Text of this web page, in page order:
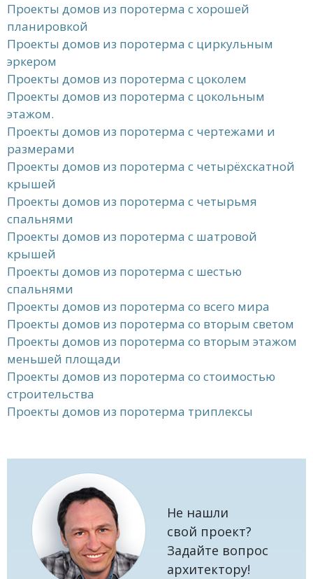
Проекты домов из поротерма с хорошей
планировкой
Проекты домов из поротерма с циркульным
эркером
Проекты домов из поротерма с цоколем
Проекты домов из поротерма с цокольным
этажом.
Проекты домов из поротерма с чертежами и
размерами
Проекты домов из поротерма с четырёхскатной
крышей
Проекты домов из поротерма с четырьмя
спальнями
Проекты домов из поротерма с шатровой
крышей
Проекты домов из поротерма с шестью
спальнями
Проекты домов из поротерма со всего мира
Проекты домов из поротерма со вторым светом
Проекты домов из поротерма со вторым этажом
меньшей площади
Проекты домов из поротерма со стоимостью
строительства
Проекты домов из поротерма триплексы
Не нашли
свой проект?
Задайте вопрос
архитектору!